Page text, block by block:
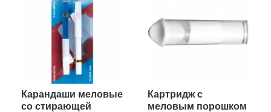
Карандаши меловые
со стирающей
Картридж с
меловым порошком